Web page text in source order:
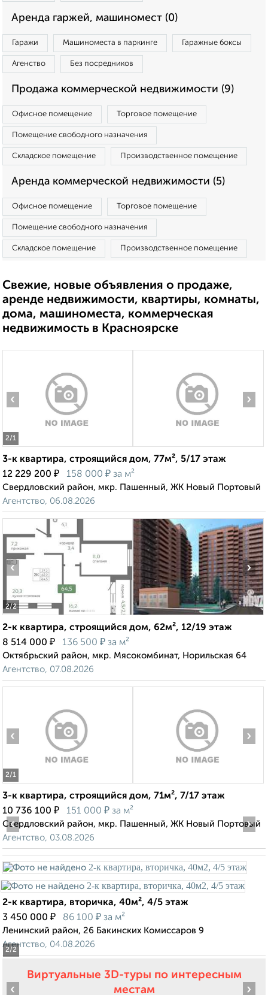
Аренда гаржей, машиномест (0)
Гаражи Машиноместа в паркинге Гаражные боксы
Агенство Без посредников
Продажа коммерческой недвижимости (9)
Офисное помещение Торговое помещение
Помещение свободного назначения
Складское помещение Производственное помещение
Аренда коммерческой недвижимости (5)
Офисное помещение Торговое помещение
Помещение свободного назначения
Складское помещение Производственное помещение
Свежие, новые объявления о продаже,
аренде недвижимости, квартиры, комнаты,
дома, машиноместа, коммерческая
недвижимость в Красноярске
2/1
‹ ›
3-к квартира, строящийся дом, 77м², 5/17 этаж
12 229 200 ₽ 158 000 ₽ за м²
Свердловский район, мкр. Пашенный, ЖК Новый Портовый
Агентство, 06.08.2026
2/2
‹ ›
2-к квартира, строящийся дом, 62м², 12/19 этаж
8 514 000 ₽ 136 500 ₽ за м²
Октябрьский район, мкр. Мясокомбинат, Норильская 64
Агентство, 07.08.2026
2/1
‹ ›
3-к квартира, строящийся дом, 71м², 7/17 этаж
10 736 100 ₽ 151 000 ₽ за м²
Свердловский район, мкр. Пашенный, ЖК Новый Портовый
Агентство, 03.08.2026
2/2
‹ ›
2-к квартира, вторичка, 40м², 4/5 этаж
3 450 000 ₽ 86 100 ₽ за м²
Ленинский район, 26 Бакинских Комиссаров 9
Агентство, 04.08.2026
Виртуальные 3D-туры по интересным
местам
‹ ›